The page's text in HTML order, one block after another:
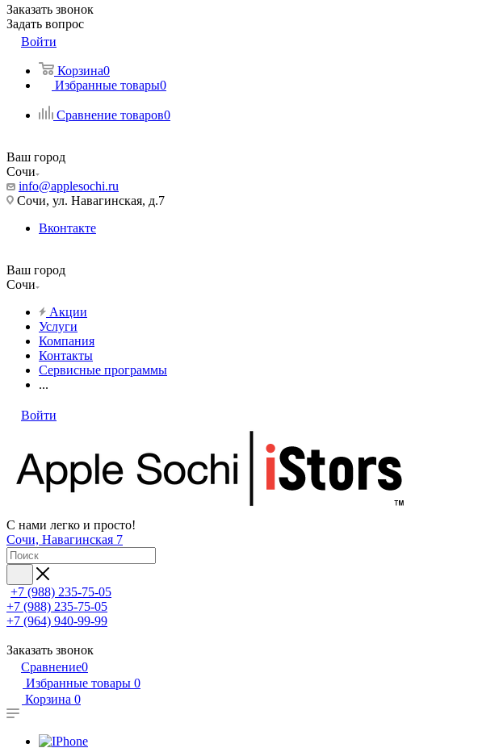
Заказать звонок
Задать вопрос
Войти
Корзина0
Избранные товары0
Сравнение товаров0
Ваш город
Сочи
info@applesochi.ru
Сочи, ул. Навагинская, д.7
Вконтакте
Ваш город
Сочи
Акции
Услуги
Компания
Контакты
Сервисные программы
...
Войти
С нами легко и просто!
Сочи, Навагинская 7
+7 (988) 235-75-05
+7 (988) 235-75-05
+7 (964) 940-99-99
Заказать звонок
Сравнение0
Избранные товары 0
Корзина 0